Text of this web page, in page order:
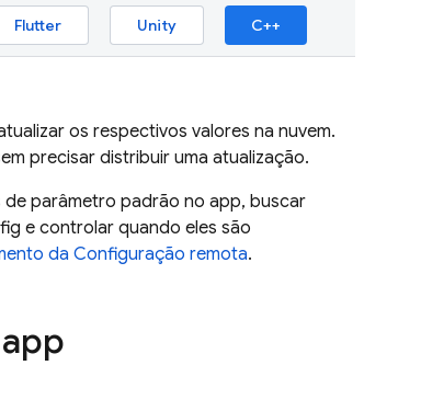
Flutter Unity C++
os respectivos valores na nuvem.
precisar distribuir uma atualização.
de parâmetro padrão no app, buscar
e controlar quando eles são
da Configuração remota.